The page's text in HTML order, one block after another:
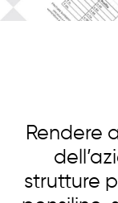
Rendere
strutture